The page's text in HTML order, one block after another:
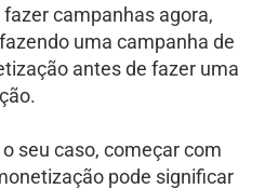
campanhas agora,
uma campanha de
antes de fazer uma
seu caso, começar com
pode significar